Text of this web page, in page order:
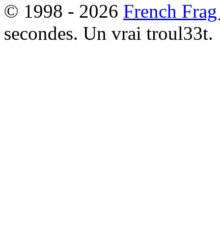
© 1998 - 2026 French
secondes. Un vrai troul33t.